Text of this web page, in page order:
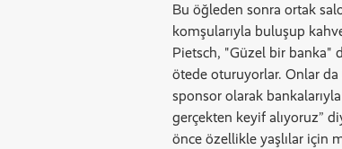
Bu öğleden sonra ortak
komşularıyla buluşup
Pietsch, "Güzel bir banka"
ötede oturuyorlar. Onlar
sponsor olarak
gerçekten keyif alıyoruz”
önce özellikle yaşlılar için